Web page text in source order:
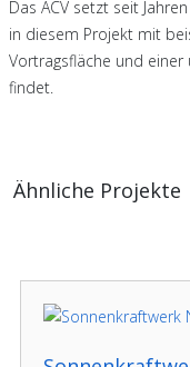
Das ACV setzt seit
in diesem Projekt mit
Vortragsfläche und einer
findet.
Ähnliche Projekte